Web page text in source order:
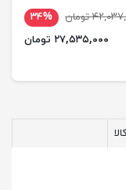
تومان
۳۴%
۲۷,۵۳۵,۰۰۰ تومان